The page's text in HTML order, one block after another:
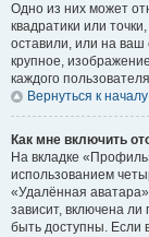
Одно из них может
квадратики или
оставили, или на ваш
крупное,
каждого
Вернуться к началу
Как мне включить
На вкладке
использованием
«Удалённая
зависит, включена ли
быть доступны. Если